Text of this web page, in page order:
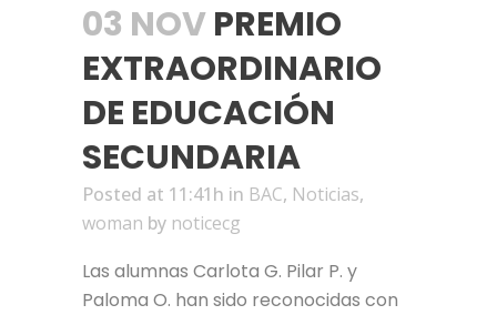
03 NOVPREMIO
EXTRAORDINARIO
DE EDUCACIÓN
SECUNDARIA
Posted at 11:41h in BAC, Noticias,
woman by noticecg
Las alumnas Carlota G. Pilar P. y
Paloma O. han sido reconocidas con